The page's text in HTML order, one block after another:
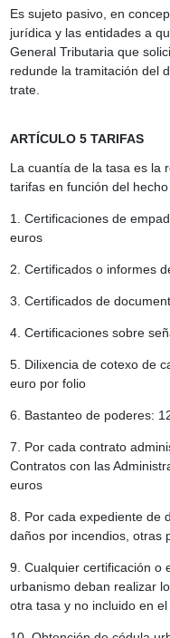
Es sujeto pasivo, en
jurídica y las entidades a
General Tributaria que
redunde la tramitación del
trate.
ARTÍCULO 5 TARIFAS
La cuantía de la tasa es la
tarifas en función del
1. Certificaciones de
euros
2. Certificados o informes
3. Certificados de
4. Certificaciones sobre
5. Dilixencia de cotexo de
euro por folio
6. Bastanteo de poderes:
7. Por cada contrato
Contratos con las
euros
8. Por cada expediente de
daños por incendios, otras
9. Cualquier certificación o
urbanismo deban realizar
otra tasa y no incluido en